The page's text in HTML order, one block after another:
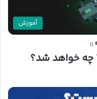
آموزش
0
آینده تون کوین تا سال ۲۰۳۰ چه خواهد شد؟